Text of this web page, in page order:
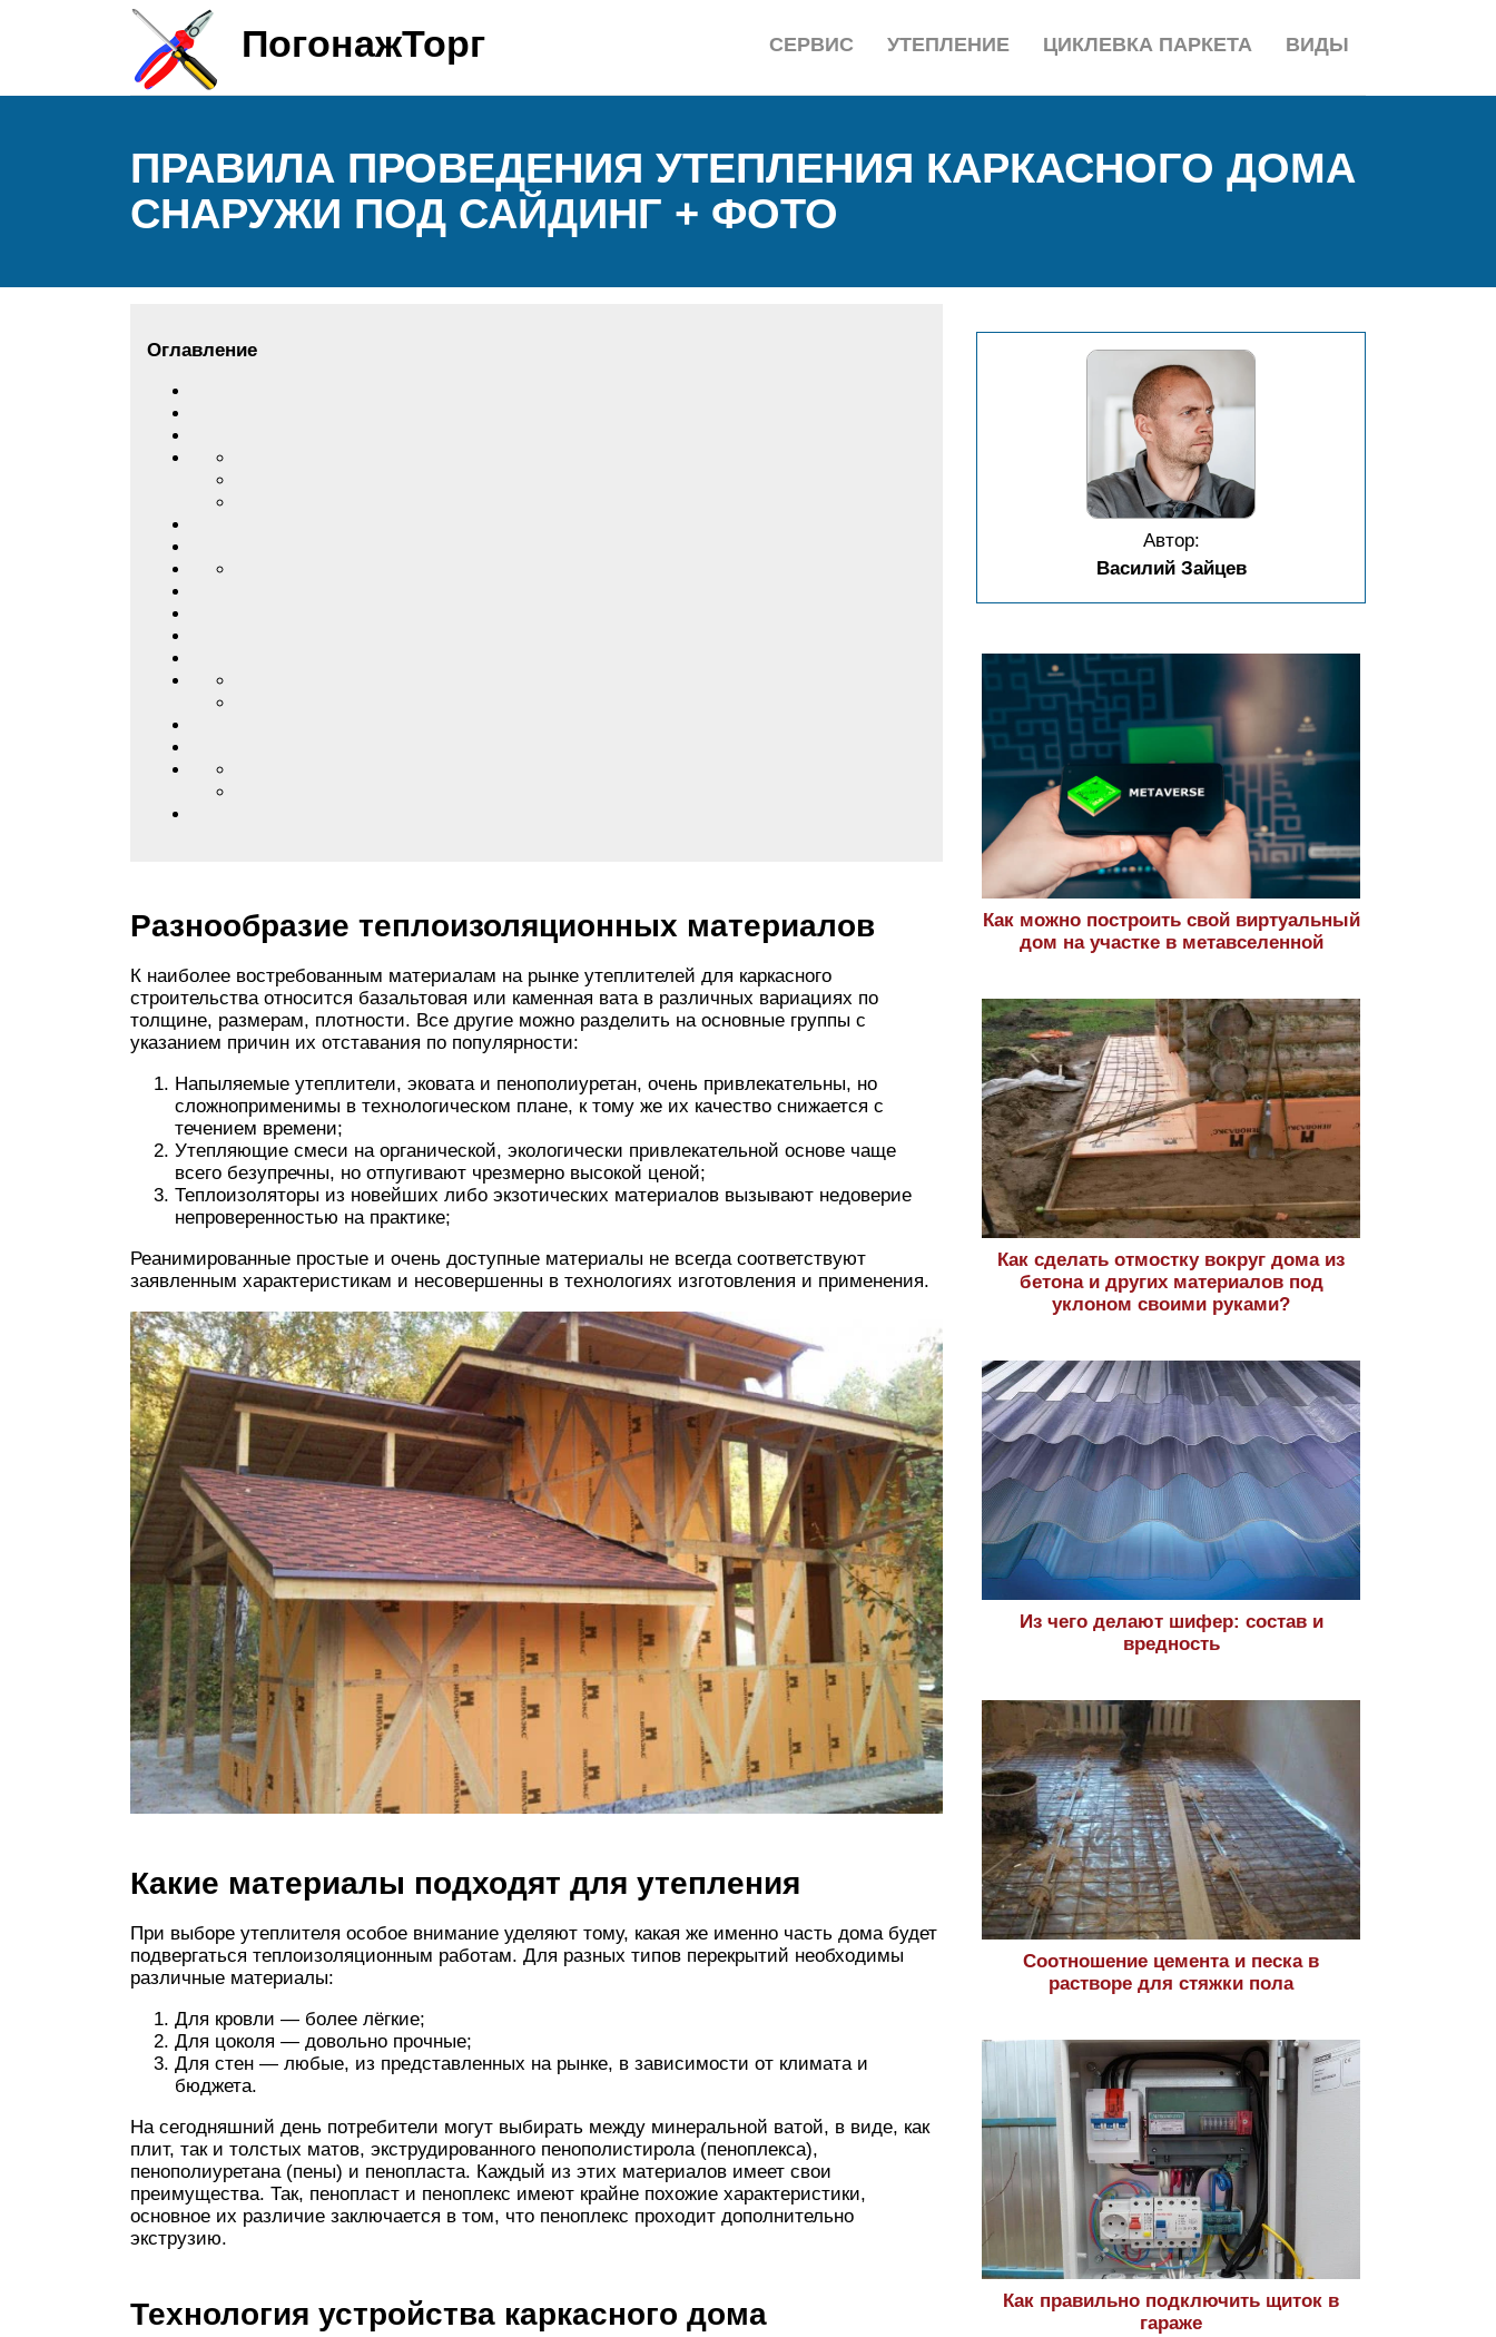
ПогонажТорг ВИДЫ
ЦИКЛЕВКА ПАРКЕТА
УТЕПЛЕНИЕ
СЕРВИС
ПРАВИЛА ПРОВЕДЕНИЯ УТЕПЛЕНИЯ КАРКАСНОГО ДОМА
СНАРУЖИ ПОД САЙДИНГ + ФОТО
Оглавление
Разнообразие теплоизоляционных материалов
К наиболее востребованным материалам на рынке утеплителей для каркасного
строительства относится базальтовая или каменная вата в различных вариациях по
толщине, размерам, плотности. Все другие можно разделить на основные группы с
указанием причин их отставания по популярности:
Напыляемые утеплители, эковата и пенополиуретан, очень привлекательны, но
сложноприменимы в технологическом плане, к тому же их качество снижается с
течением времени;
Утепляющие смеси на органической, экологически привлекательной основе чаще
всего безупречны, но отпугивают чрезмерно высокой ценой;
Теплоизоляторы из новейших либо экзотических материалов вызывают недоверие
непроверенностью на практике;
Реанимированные простые и очень доступные материалы не всегда соответствуют
заявленным характеристикам и несовершенны в технологиях изготовления и применения.
Какие материалы подходят для утепления
При выборе утеплителя особое внимание уделяют тому, какая же именно часть дома будет
подвергаться теплоизоляционным работам. Для разных типов перекрытий необходимы
различные материалы:
Для кровли — более лёгкие;
Для цоколя — довольно прочные;
Для стен — любые, из представленных на рынке, в зависимости от климата и
бюджета.
На сегодняшний день потребители могут выбирать между минеральной ватой, в виде, как
плит, так и толстых матов, экструдированного пенополистирола (пеноплекса),
пенополиуретана (пены) и пенопласта. Каждый из этих материалов имеет свои
преимущества. Так, пенопласт и пеноплекс имеют крайне похожие характеристики,
основное их различие заключается в том, что пеноплекс проходит дополнительно
экструзию.
Технология устройства каркасного дома
Автор:
Василий Зайцев
Как можно построить свой виртуальный
дом на участке в метавселенной
Как сделать отмостку вокруг дома из
бетона и других материалов под
уклоном своими руками?
Из чего делают шифер: состав и
вредность
Соотношение цемента и песка в
растворе для стяжки пола
Как правильно подключить щиток в
гараже